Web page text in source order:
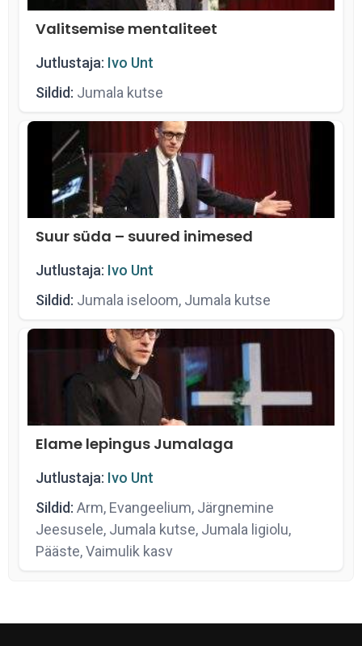
Valitsemise mentaliteet
Jutlustaja: Ivo Unt
Sildid: Jumala kutse
Suur süda – suured inimesed
Jutlustaja: Ivo Unt
Sildid: Jumala iseloom, Jumala kutse
Elame lepingus Jumalaga
Jutlustaja: Ivo Unt
Sildid: Arm, Evangeelium, Järgnemine
Jeesusele, Jumala kutse, Jumala ligiolu,
Pääste, Vaimulik kasv